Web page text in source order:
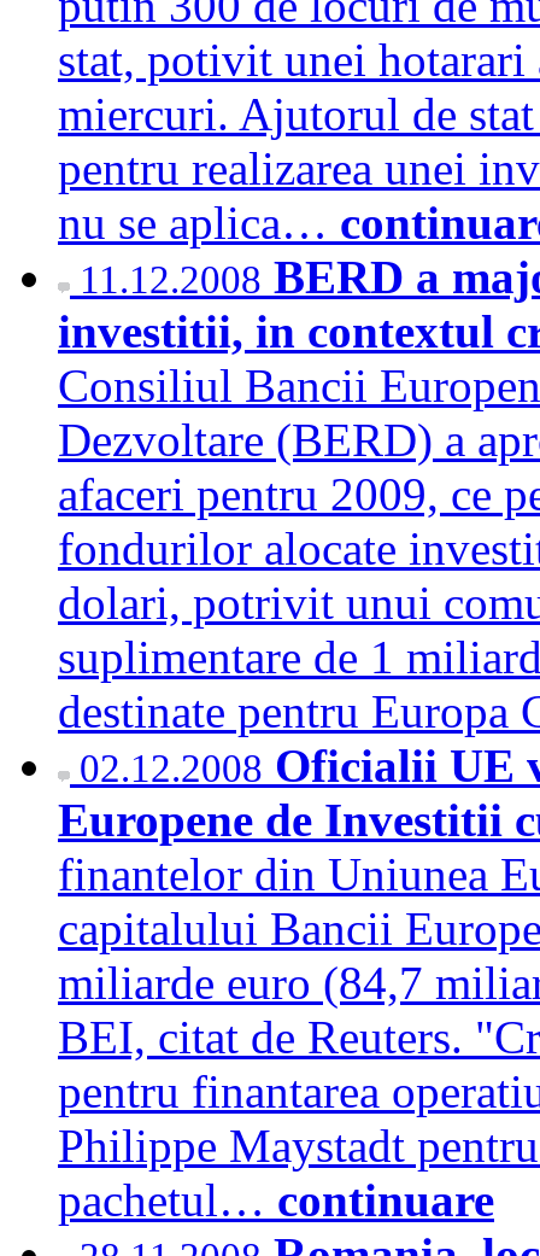
stat, potivit unei hotarari
miercuri. Ajutorul de
pentru realizarea unei
nu se aplica…
11.12.2008 BERD a
investitii, in contextul
Consiliul Bancii
Dezvoltare (BERD) a
afaceri pentru 2009, ce
fondurilor alocate
dolari, potrivit unui
suplimentare de 1
destinate pentru
02.12.2008 Oficialii UE
Europene de Investitii
finantelor din Uniunea
capitalului Bancii
miliarde euro (84,7
BEI, citat de Reuters.
pentru finantarea
Philippe Maystadt
pachetul… continuare